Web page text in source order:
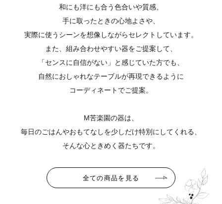
和にも洋にも合う色合いや質感、
手に取ったときの心地よさや、
実際に使うシーンを想像しながらセレクトしています。
また、組み合わせやすい器をご提案して、
「センスに自信がない」と感じていた方でも、
自然におしゃれなテーブルが再現できるように
コーディネートでご提案。
M苦楽園の器は、
毎日のごはんやおもてなしを少しだけ特別にしてくれる、
そんな心ときめく器たちです。
全ての商品を見る